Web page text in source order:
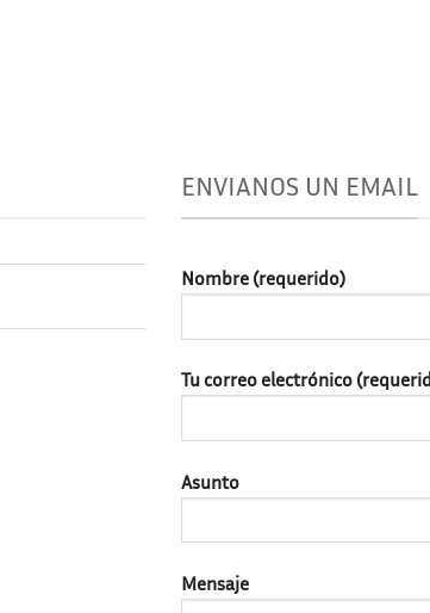
ENVIANOS UN EMAIL
Nombre (requerido)
Tu correo electrónico
Asunto
Mensaje